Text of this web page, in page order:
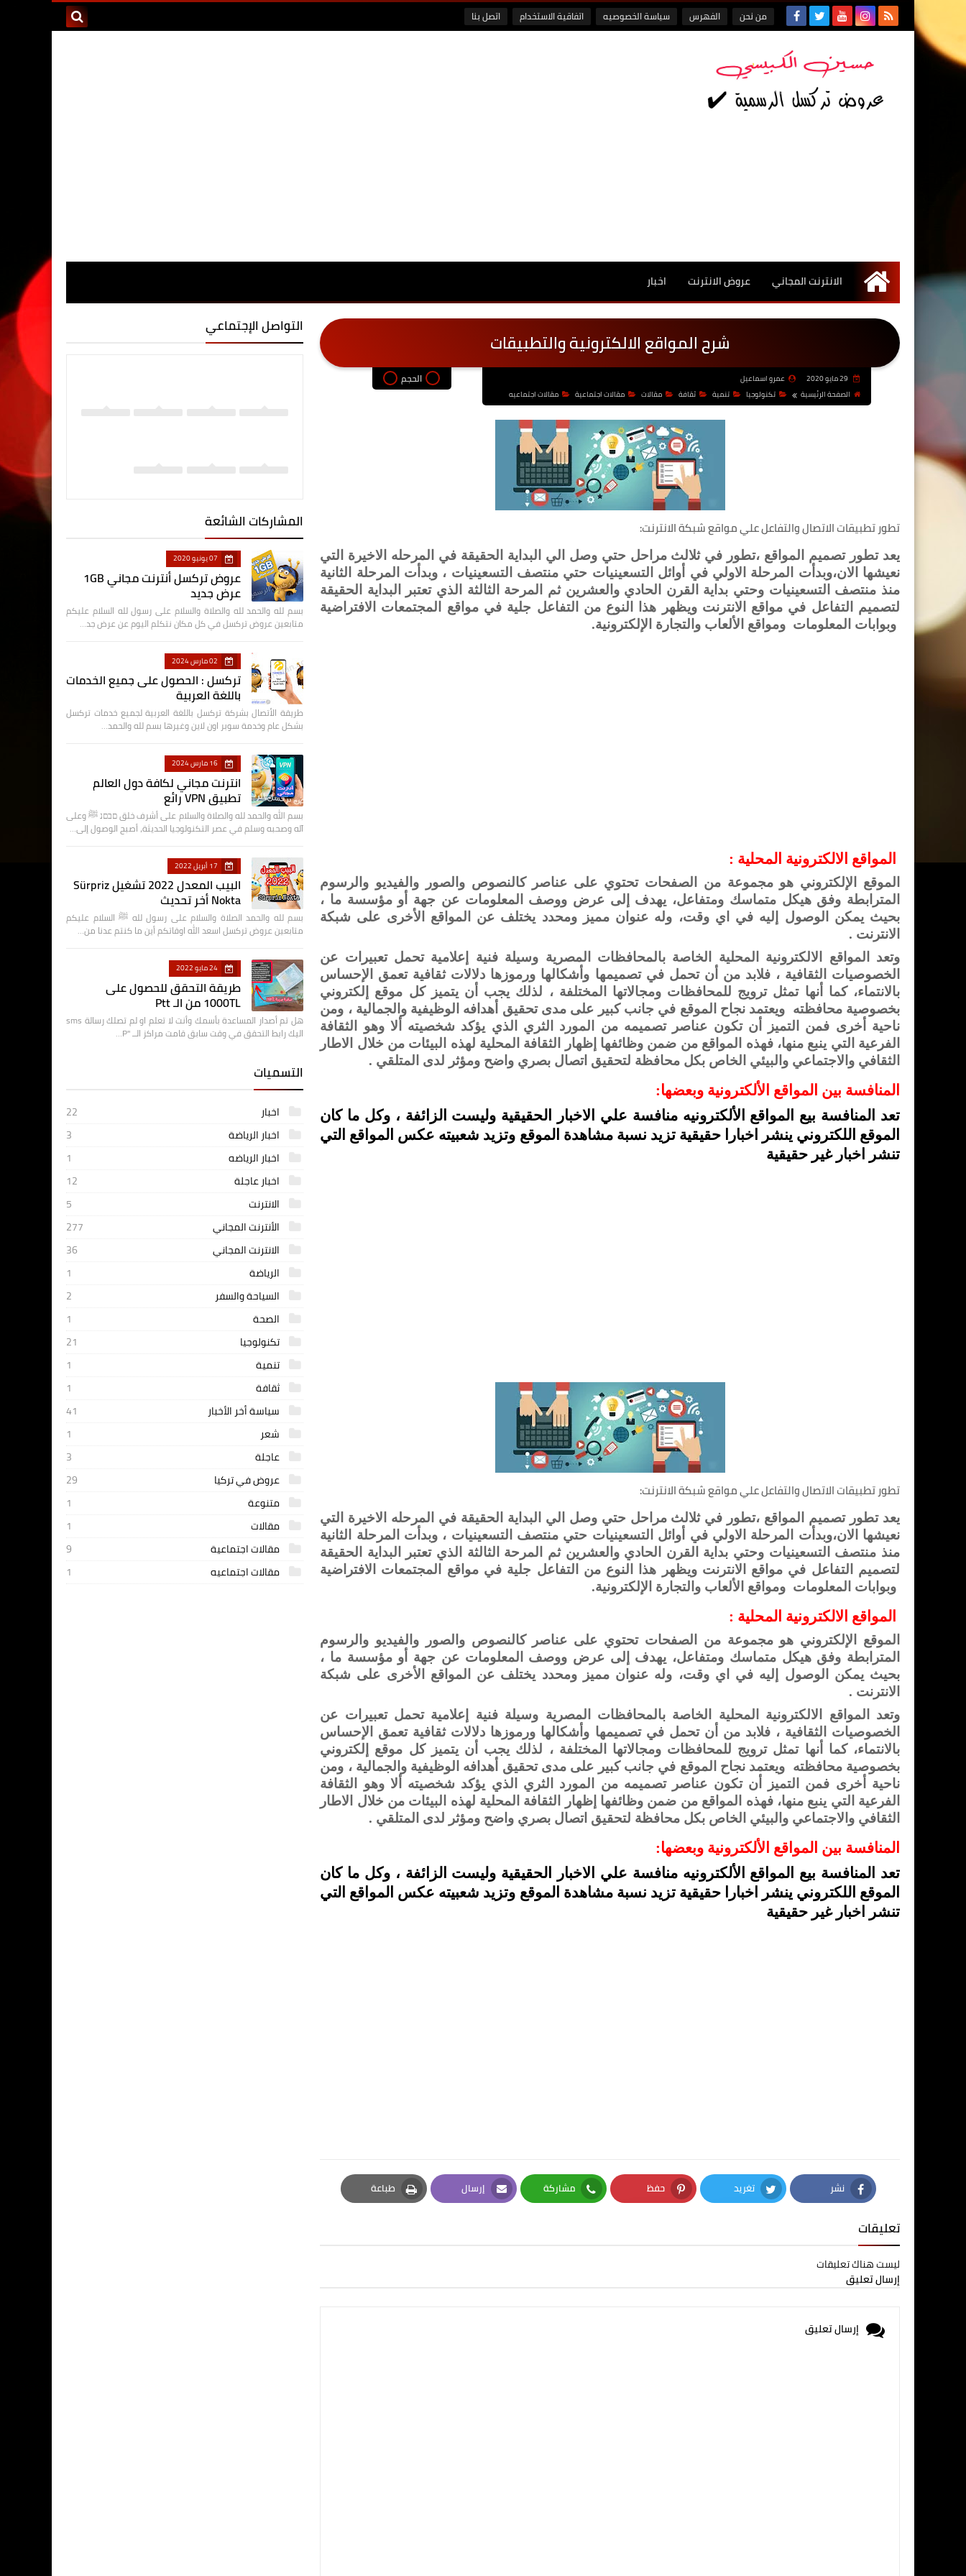
من نحن الفهرس سياسة الخصوصيه اتفاقية الاستخدام اتصل بنا
الرئيسية
الانترنت المجاني عروض الانترنت اخبار
شرح المواقع الالكترونية والتطبيقات
عمرو اسماعيل
الصفحة الرئيسية
تكنولوجيا تنمية ثقافة مقالات مقالات اجتماعية مقالات اجتماعيه
الحجم
تطور تطبيقات الاتصال والتفاعل علي مواقع شبكة الانترنت:
يعد تطور تصميم المواقع ،تطور في ثلالث مراحل حتي وصل الي البداية الحقيقة في المرحله الاخيرة التي
نعيشها الان،وبدأت المرحلة الاولي في أوائل التسعينيات حتي منتصف التسعينيات ، وبدأت المرحلة الثانية
منذ منتصف التسعينيات وحتي بداية القرن الحادي والعشرين ثم المرحة الثالثة الذي تعتبر البداية الحقيقة
لتصميم التفاعل في مواقع الانترنت ويظهر هذا النوع من التفاعل جلية في مواقع المجتمعات الافتراضية
وبوابات المعلومات ومواقع الألعاب والتجارة الإلكترونية.
المواقع الالكترونية المحلية :
الموقع الإلكتروني هو مجموعة من الصفحات تحتوي على عناصر كالنصوص والصور والفيديو والرسوم
المترابطة وفق هيكل متماسك ومتفاعل، يهدف إلى عرض ووصف المعلومات عن جهة أو مؤسسة ما ،
بحيث يمكن الوصول إليه في اي وقت، وله عنوان مميز ومحدد يختلف عن المواقع الأخرى على شبكة
الانترنت .
وتعد المواقع الالكترونية المحلية الخاصة بالمحافظات المصرية وسيلة فنية إعلامية تحمل تعبيرات عن
الخصوصيات الثقافية ، فلابد من أن تحمل في تصميمها وأشكالها ورموزها دلالات ثقافية تعمق الإحساس
بالانتماء، كما أنها تمثل ترويج للمحافظات ومجالاتها المختلفة ، لذلك يجب أن يتميز كل موقع إلكتروني
بخصوصية محافظته ويعتمد نجاح الموقع في جانب كبير على مدى تحقيق أهدافه الوظيفية والجمالية ، ومن
ناحية أخرى فمن التميز أن تكون عناصر تصميمه من المورد الثري الذي يؤكد شخصيته ألا وهو الثقافة
الفرعية التي ينبع منها، فهذه المواقع من ضمن وظائفها إظهار الثقافة المحلية لهذه البيئات من خلال الاطار
الثقافي والاجتماعي والبيئي الخاص بكل محافظة لتحقيق اتصال بصري واضح ومؤثر لدى المتلقي .
المنافسة بين المواقع الألكترونية وبعضها:
تعد المنافسة بيع المواقع الألكترونيه منافسة علي الاخبار الحقيقية وليست الزائفة ، وكل ما كان
الموقع اللكتروني ينشر اخبارا حقيقية تزيد نسبة مشاهدة الموقع وتزيد شعبيته عكس المواقع التي
تنشر اخبار غير حقيقية
تطور تطبيقات الاتصال والتفاعل علي مواقع شبكة الانترنت:
يعد تطور تصميم المواقع ،تطور في ثلالث مراحل حتي وصل الي البداية الحقيقة في المرحله الاخيرة التي
نعيشها الان،وبدأت المرحلة الاولي في أوائل التسعينيات حتي منتصف التسعينيات ، وبدأت المرحلة الثانية
منذ منتصف التسعينيات وحتي بداية القرن الحادي والعشرين ثم المرحة الثالثة الذي تعتبر البداية الحقيقة
لتصميم التفاعل في مواقع الانترنت ويظهر هذا النوع من التفاعل جلية في مواقع المجتمعات الافتراضية
وبوابات المعلومات ومواقع الألعاب والتجارة الإلكترونية.
المواقع الالكترونية المحلية :
الموقع الإلكتروني هو مجموعة من الصفحات تحتوي على عناصر كالنصوص والصور والفيديو والرسوم
المترابطة وفق هيكل متماسك ومتفاعل، يهدف إلى عرض ووصف المعلومات عن جهة أو مؤسسة ما ،
بحيث يمكن الوصول إليه في اي وقت، وله عنوان مميز ومحدد يختلف عن المواقع الأخرى على شبكة
الانترنت .
وتعد المواقع الالكترونية المحلية الخاصة بالمحافظات المصرية وسيلة فنية إعلامية تحمل تعبيرات عن
الخصوصيات الثقافية ، فلابد من أن تحمل في تصميمها وأشكالها ورموزها دلالات ثقافية تعمق الإحساس
بالانتماء، كما أنها تمثل ترويج للمحافظات ومجالاتها المختلفة ، لذلك يجب أن يتميز كل موقع إلكتروني
بخصوصية محافظته ويعتمد نجاح الموقع في جانب كبير على مدى تحقيق أهدافه الوظيفية والجمالية ، ومن
ناحية أخرى فمن التميز أن تكون عناصر تصميمه من المورد الثري الذي يؤكد شخصيته ألا وهو الثقافة
الفرعية التي ينبع منها، فهذه المواقع من ضمن وظائفها إظهار الثقافة المحلية لهذه البيئات من خلال الاطار
الثقافي والاجتماعي والبيئي الخاص بكل محافظة لتحقيق اتصال بصري واضح ومؤثر لدى المتلقي .
المنافسة بين المواقع الألكترونية وبعضها:
تعد المنافسة بيع المواقع الألكترونيه منافسة علي الاخبار الحقيقية وليست الزائفة ، وكل ما كان
الموقع اللكتروني ينشر اخبارا حقيقية تزيد نسبة مشاهدة الموقع وتزيد شعبيته عكس المواقع التي
تنشر اخبار غير حقيقية
نشر
Facebook
تغريد
Twitter
حفظ
Pinterest
مشاركة
Whatsapp
إرسال
Email
طباعة
Print
تعليقات
ليست هناك تعليقات
إرسال تعليق
إرسال تعليق
التواصل الإجتماعي
المشاركات الشائعة
07 يونيو 2020
عروض تركسل أنترنت مجاني 1GB
عرض جديد
بسم لله والحمد لله والصلاة والسلام على رسول لله السلام عليكم
متابعين عروض تركسل في كل مكان نتكلم اليوم عن عرض جد…
02 مارس 2024
تركسل : الحصول على جميع الخدمات
باللغة العربية
طريقة الأتصال بشركة تركسل باللغة العربية لجميع خدمات تركسل
بشكل عام وخدمة سوبر اون لاين وغيرها بسم لله والحمد…
16 مارس 2024
انترنت مجاني لكافة دول العالم
تطبيق VPN رائع
بسم الله والحمد لله والصلاة والسلام على أشرف خلق םבםנ ﷺ وعلى
آله وصحبه وسلم في عصر التكنولوجيا الحديثة، أصبح الوصول إلى…
17 أبريل 2022
البيب المعدل 2022 تشغيل Sürpriz
Nokta أخر تحديث
بسم لله والحمد الصلاة والسلام على رسول لله ﷺ السلام عليكم
متابعين عروض تركسل اسعد الله اوقاتكم أين ما كنتم عدنا من…
24 مايو 2022
طريقة التحقق للحصول على
1000TL من الـ Ptt
هل تم أصدار المساعدة بأسمك وأنت لا تعلم او لم تصلك رسالة sms
اليك رابط التحقق في وقت سابق قامت مراكز الــ "P…
التسميات
اخبار
22
اخبار الرياضة
3
اخبار الرياضه
1
اخبار عاجلة
12
الانترنت
5
الأنترنت المجاني
277
الانترنت المجاني
36
الرياضة
1
السياحة والسفر
2
الصحة
1
تكنولوجيا
21
تنمية
1
ثقافة
1
سياسة أخر الأخبار
41
شعر
1
عاجلة
3
عروض في تركيا
29
متنوعة
1
مقالات
1
مقالات اجتماعية
9
مقالات اجتماعيه
1